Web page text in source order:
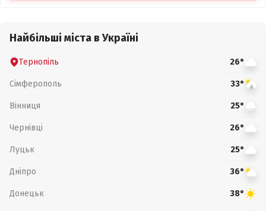
Найбільші міста в Україні
Тернопіль 26°
Сімферополь 33°
Вінниця 25°
Чернівці 26°
Луцьк 25°
Дніпро 36°
Донецьк 38°